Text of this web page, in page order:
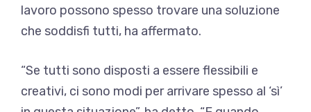
lavoro possono spesso trovare una soluzione
che soddisfi tutti, ha affermato.
“Se tutti sono disposti a essere flessibili e
creativi, ci sono modi per arrivare spesso al ‘sì’